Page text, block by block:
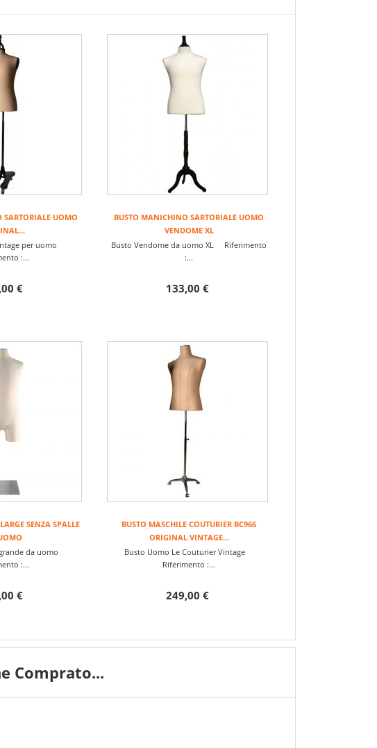
UOMO
per uomo
:...
€
BUSTO MANICHINO SARTORIALE UOMO
VENDOME XL
Busto Vendome da uomo XL Riferimento
:...
133,00 €
SENZA SPALLE
da uomo
:...
€
BUSTO MASCHILE COUTURIER BC966
ORIGINAL VINTAGE...
Busto Uomo Le Couturier Vintage
Riferimento :...
249,00 €
Comprato...